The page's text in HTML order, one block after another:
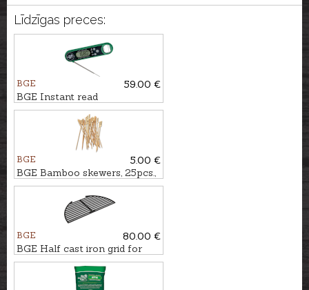
Līdzīgas preces:
BGE
59.00 €
BGE Instant read
thermometer with bottle
BGE
5.00 €
BGE Bamboo skewers, 25pcs.,
25cm
BGE
80.00 €
BGE Half cast iron grid for
XLarge EGG